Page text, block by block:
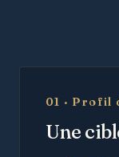
01 · Profil
Une